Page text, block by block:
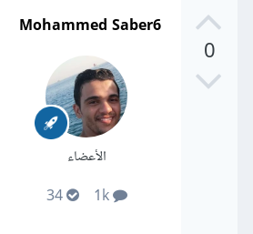
0
Mohammed Saber6
الأعضاء
1k
34